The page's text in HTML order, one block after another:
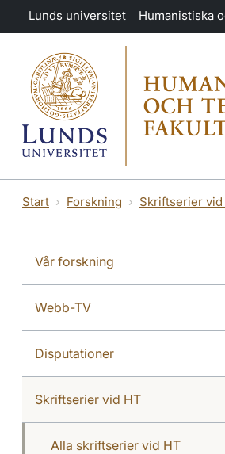
Hoppa till huvudinnehåll
Lunds universitet Humanistiska
Start Forskning Skriftserier vid
Vår forskning
Webb-TV
Disputationer
Skriftserier vid HT
Alla skriftserier vid HT